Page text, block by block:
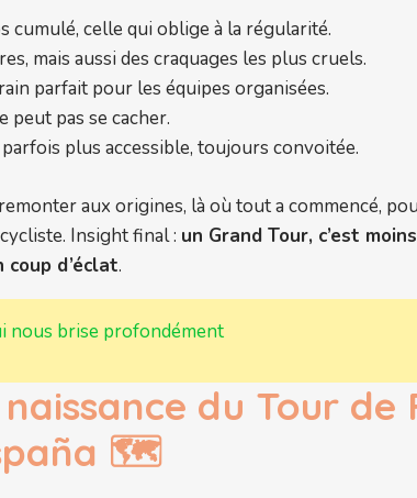
cumulé, celle qui oblige à la régularité.
mais aussi des craquages les plus cruels.
parfait pour les équipes organisées.
peut pas se cacher.
plus accessible, toujours convoitée.
aux origines, là où tout a commencé,
Insight final : un Grand Tour, c’est
d’éclat.
nous brise profondément
du Tour de
🗺️